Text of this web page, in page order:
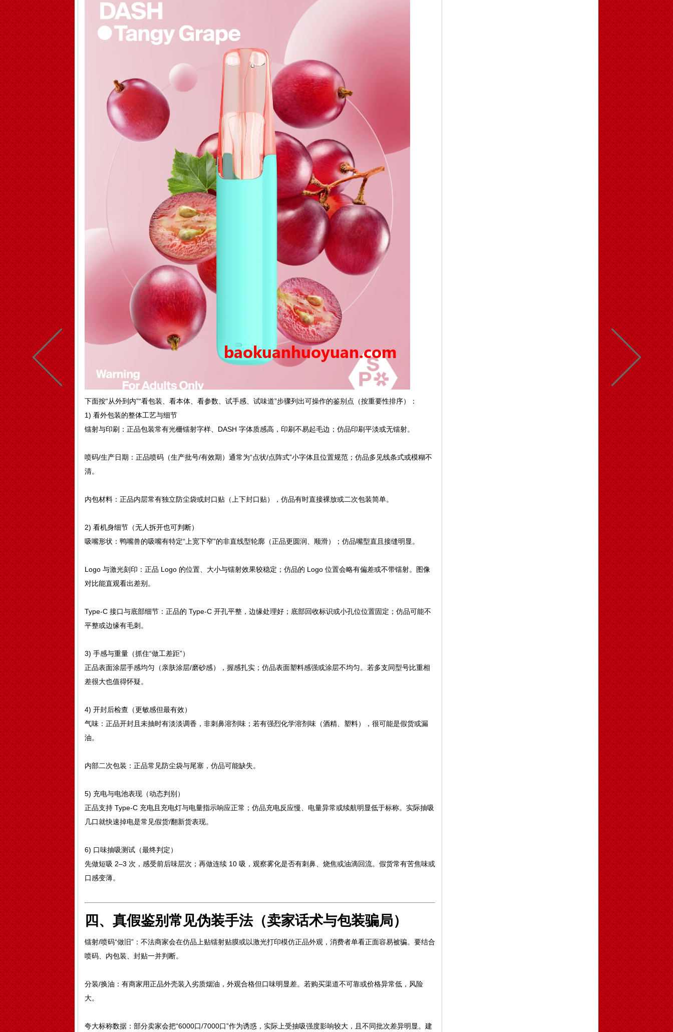
下面按“从外到内”“看包装、看本体、看参数、试手感、试味道”步骤列出可操作的鉴别点（按重要性排序）：
1) 看外包装的整体工艺与细节
镭射与印刷：正品包装常有光栅镭射字样、DASH 字体质感高，印刷不易起毛边；仿品印刷平淡或无镭射。
喷码/生产日期：正品喷码（生产批号/有效期）通常为“点状/点阵式”小字体且位置规范；仿品多见线条式或模糊不
清。
内包材料：正品内层常有独立防尘袋或封口贴（上下封口贴），仿品有时直接裸放或二次包装简单。
2) 看机身细节（无人拆开也可判断）
吸嘴形状：鸭嘴兽的吸嘴有特定“上宽下窄”的非直线型轮廓（正品更圆润、顺滑）；仿品嘴型直且接缝明显。
Logo 与激光刻印：正品 Logo 的位置、大小与镭射效果较稳定；仿品的 Logo 位置会略有偏差或不带镭射。图像
对比能直观看出差别。
Type-C 接口与底部细节：正品的 Type-C 开孔平整，边缘处理好；底部回收标识或小孔位位置固定；仿品可能不
平整或边缘有毛刺。
3) 手感与重量（抓住“做工差距”）
正品表面涂层手感均匀（亲肤涂层/磨砂感），握感扎实；仿品表面塑料感强或涂层不均匀。若多支同型号比重相
差很大也值得怀疑。
4) 开封后检查（更敏感但最有效）
气味：正品开封且未抽时有淡淡调香，非刺鼻溶剂味；若有强烈化学溶剂味（酒精、塑料），很可能是假货或漏
油。
内部二次包装：正品常见防尘袋与尾塞，仿品可能缺失。
5) 充电与电池表现（动态判别）
正品支持 Type-C 充电且充电灯与电量指示响应正常；仿品充电反应慢、电量异常或续航明显低于标称。实际抽吸
几口就快速掉电是常见假货/翻新货表现。
6) 口味抽吸测试（最终判定）
先做短吸 2–3 次，感受前后味层次；再做连续 10 吸，观察雾化是否有刺鼻、烧焦或油滴回流。假货常有苦焦味或
口感变薄。
四、真假鉴别常见伪装手法（卖家话术与包装骗局）
镭射/喷码“做旧”：不法商家会在仿品上贴镭射贴膜或以激光打印模仿正品外观，消费者单看正面容易被骗。要结合
喷码、内包装、封贴一并判断。
分装/换油：有商家用正品外壳装入劣质烟油，外观合格但口味明显差。若购买渠道不可靠或价格异常低，风险
大。
夸大标称数据：部分卖家会把“6000口/7000口”作为诱惑，实际上受抽吸强度影响较大，且不同批次差异明显。建